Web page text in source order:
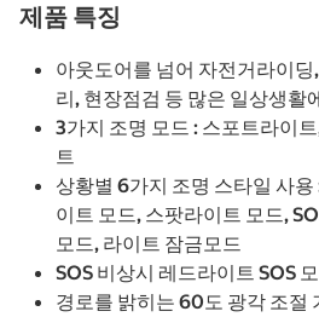
제품 특징
아웃도어를 넘어 자전거라이
리, 현장점검 등 많은 일상생활
3가지 조명 모드 : 스포트라이
트
상황별 6가지 조명 스타일 사
이트 모드, 스팟라이트 모드,
모드, 라이트 잠금모드
SOS 비상시 레드라이트 SOS
경로를 밝히는 60도 광각 조절